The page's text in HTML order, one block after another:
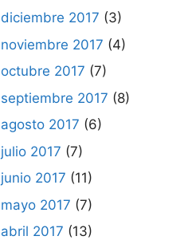
diciembre 2017 (3)
noviembre 2017 (4)
octubre 2017 (7)
septiembre 2017 (8)
agosto 2017 (6)
julio 2017 (7)
junio 2017 (11)
mayo 2017 (7)
abril 2017 (13)